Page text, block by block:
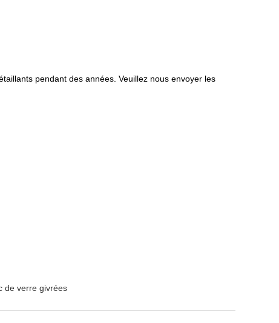
pendant des années. Veuillez nous envoyer les
de verre givrées